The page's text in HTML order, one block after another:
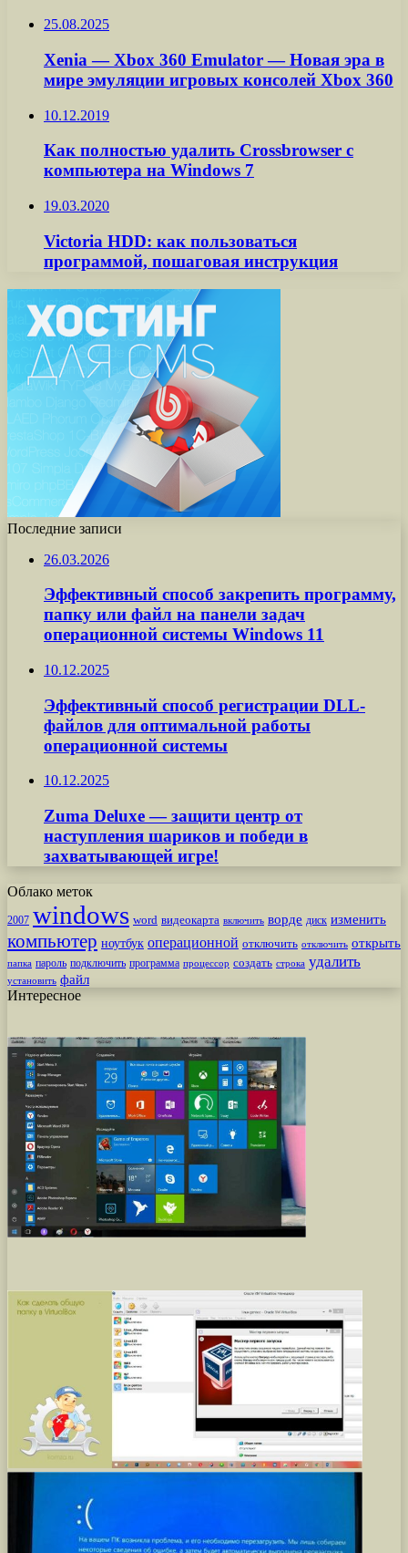
25.08.2025
Xenia — Xbox 360 Emulator — Новая эра в
мире эмуляции игровых консолей Xbox 360
10.12.2019
Как полностью удалить Crossbrowser с
компьютера на Windows 7
19.03.2020
Victoria HDD: как пользоваться
программой, пошаговая инструкция
Последние записи
26.03.2026
Эффективный способ закрепить программу,
папку или файл на панели задач
операционной системы Windows 11
10.12.2025
Эффективный способ регистрации DLL-
файлов для оптимальной работы
операционной системы
10.12.2025
Zuma Deluxe — защити центр от
наступления шариков и победи в
захватывающей игре!
Облако меток
2007 windows word видеокарта включить ворде диск изменить
компьютер ноутбук операционной отключить отключить открыть
папка пароль подключить программа процессор создать строка удалить
установить файл
Интересное